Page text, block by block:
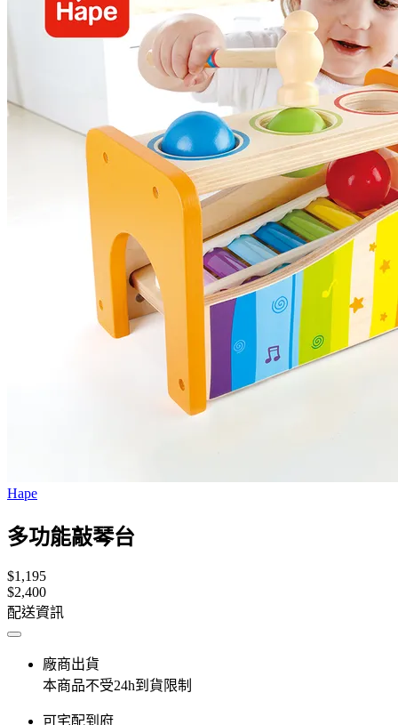
Hape
多功能敲琴台
$1,195
$2,400
配送資訊
廠商出貨
本商品不受24h到貨限制
可宅配到府